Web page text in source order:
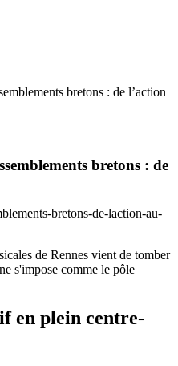
bretons : de l’action
bretons : de
de Rennes vient de tomber
s'impose comme le pôle
en plein centre-